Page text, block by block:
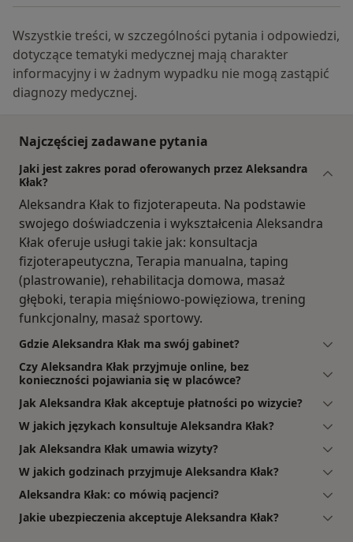
Wszystkie treści, w szczególności pytania i odpowiedzi,
dotyczące tematyki medycznej mają charakter
informacyjny i w żadnym wypadku nie mogą zastąpić
diagnozy medycznej.
Najczęściej zadawane pytania
Jaki jest zakres porad oferowanych przez Aleksandra
Kłak?
Aleksandra Kłak to fizjoterapeuta. Na podstawie
swojego doświadczenia i wykształcenia Aleksandra
Kłak oferuje usługi takie jak: konsultacja
fizjoterapeutyczna, Terapia manualna, taping
(plastrowanie), rehabilitacja domowa, masaż
głęboki, terapia mięśniowo-powięziowa, trening
funkcjonalny, masaż sportowy.
Gdzie Aleksandra Kłak ma swój gabinet?
Czy Aleksandra Kłak przyjmuje online, bez
konieczności pojawiania się w placówce?
Jak Aleksandra Kłak akceptuje płatności po wizycie?
W jakich językach konsultuje Aleksandra Kłak?
Jak Aleksandra Kłak umawia wizyty?
W jakich godzinach przyjmuje Aleksandra Kłak?
Aleksandra Kłak: co mówią pacjenci?
Jakie ubezpieczenia akceptuje Aleksandra Kłak?